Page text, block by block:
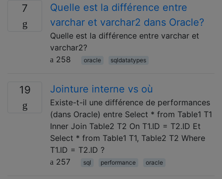
7
Quelle est la différence entre
varchar et varchar2 dans Oracle?
Quelle est la différence entre varchar et
varchar2?
258
oracle sqldatatypes
19 Jointure interne vs où
Existe-t-il une différence de performances
(dans Oracle) entre Select * from Table1 T1
Inner Join Table2 T2 On T1.ID = T2.ID Et
Select * from Table1 T1, Table2 T2 Where
T1.ID = T2.ID ?
257
sql performance oracle